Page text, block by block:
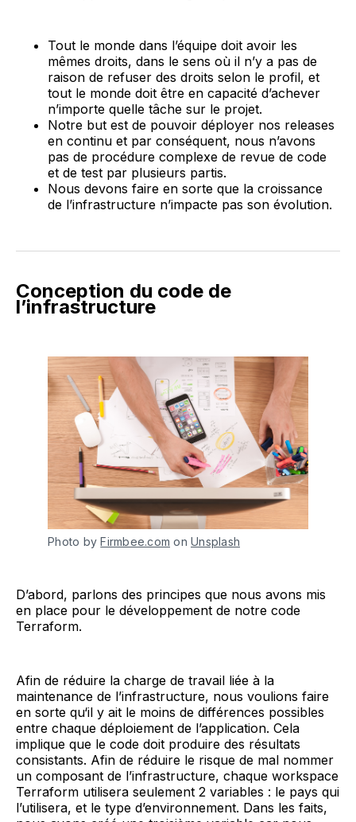
Tout le monde dans l’équipe doit avoir les
mêmes droits, dans le sens où il n’y a pas de
raison de refuser des droits selon le profil, et
tout le monde doit être en capacité d’achever
n’importe quelle tâche sur le projet.
Notre but est de pouvoir déployer nos releases
en continu et par conséquent, nous n’avons
pas de procédure complexe de revue de code
et de test par plusieurs partis.
Nous devons faire en sorte que la croissance
de l’infrastructure n’impacte pas son évolution.
Conception du code de
l’infrastructure
Photo byFirmbee.com on Unsplash
D’abord, parlons des principes que nous avons mis
en place pour le développement de notre code
Terraform.
Afin de réduire la charge de travail liée à la
maintenance de l’infrastructure, nous voulions faire
en sorte qu‘il y ait le moins de différences possibles
entre chaque déploiement de l’application. Cela
implique que le code doit produire des résultats
consistants. Afin de réduire le risque de mal nommer
un composant de l’infrastructure, chaque workspace
Terraform utilisera seulement 2 variables : le pays qui
l’utilisera, et le type d’environnement. Dans les faits,